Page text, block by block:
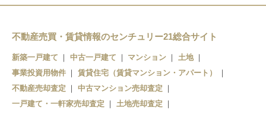
和泉鳥取
不動産売買・賃貸情報のセンチュリー21総合サイト
新築一戸建て 中古一戸建て マンション
土地
事業投資用物件
賃貸住宅（賃貸マンション・アパート）
不動産売却査定
中古マンション売却査定
一戸建て・一軒家売却査定
土地売却査定